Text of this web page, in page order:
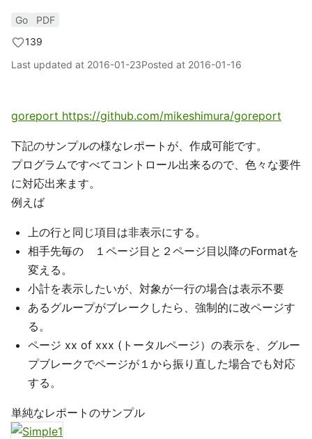
Go
PDF
139
Last updated at 2016-01-23Posted at 2016-01-16
goreport https://github.com/mikeshimura/goreport
下記のサンプルの様なレポートが、作成可能です。
プログラムですべてコントロール出来るので、色々な要件
に対応出来ます。
例えば
上の行と同じ項目は非表示にする。
相手先毎の １ページ目と２ページ目以降のFormatを
変える。
小計を表示したいが、対象が一行の場合は表示不要
あるグループがブレークしたら、強制的に改ページす
る。
ページ xx of xxx (トータルページ）の表示を、グルー
プブレークでページが１から振り直した場合でも対応
する。
単純なレポートのサンプル